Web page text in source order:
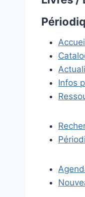
Infos